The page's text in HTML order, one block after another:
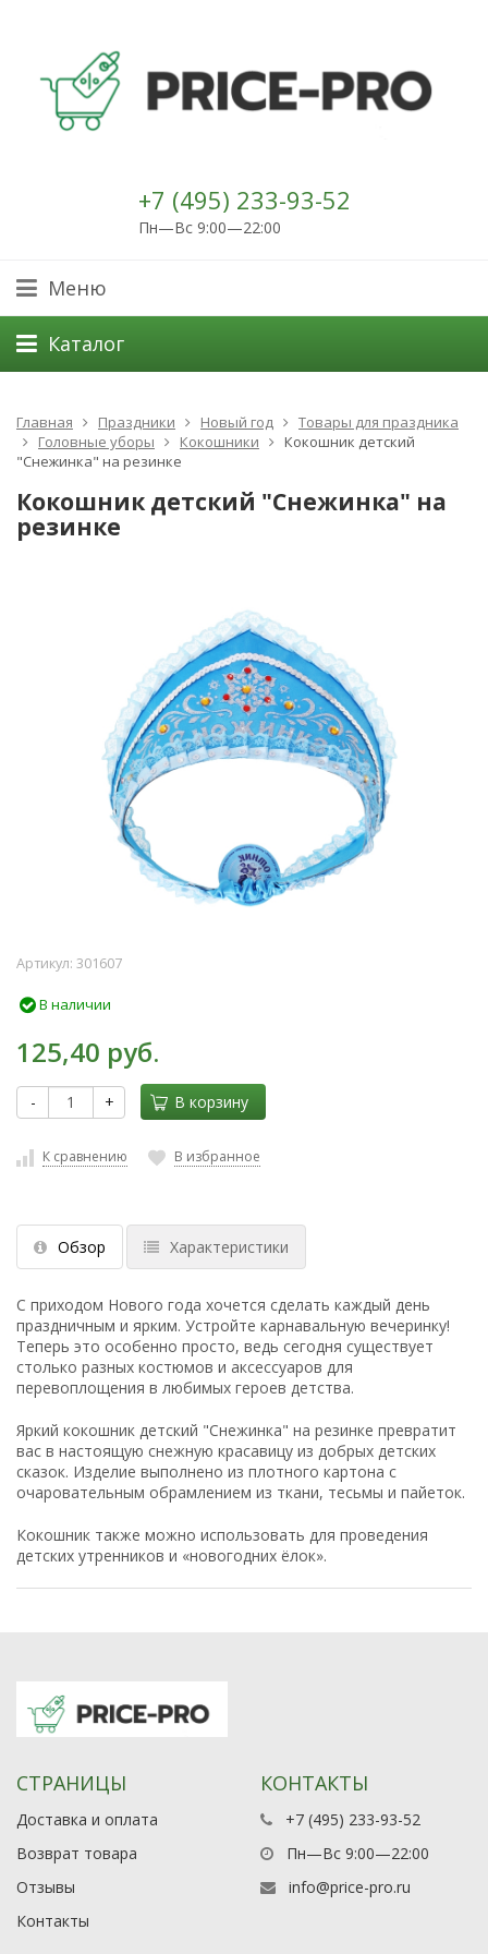
+7 (495) 233-93-52
Пн—Вс 9:00—22:00
Меню
Каталог
Главная Праздники Новый год
Товары для праздника
Головные уборы
Кокошники
Кокошник детский
"Снежинка" на резинке
Кокошник детский "Снежинка" на
резинке
Артикул: 301607
В наличии
125,40 руб.
- + В корзину
К сравнению В избранное
Обзор Характеристики
С приходом Нового года хочется сделать каждый день
праздничным и ярким. Устройте карнавальную вечеринку!
Теперь это особенно просто, ведь сегодня существует
столько разных костюмов и аксессуаров для
перевоплощения в любимых героев детства.
Яркий кокошник детский "Снежинка" на резинке превратит
вас в настоящую снежную красавицу из добрых детских
сказок. Изделие выполнено из плотного картона с
очаровательным обрамлением из ткани, тесьмы и пайеток.
Кокошник также можно использовать для проведения
детских утренников и «новогодних ёлок».
СТРАНИЦЫ
Доставка и оплата
Возврат товара
Отзывы
Контакты
КОНТАКТЫ
+7 (495) 233-93-52
Пн—Вс 9:00—22:00
info@price-pro.ru